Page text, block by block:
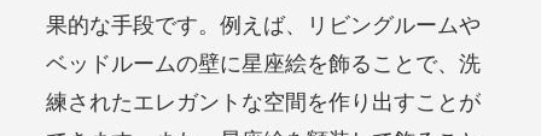
果的な手段です。例えば、リビングルームや
ベッドルームの壁に星座絵を飾ることで、洗
練されたエレガントな空間を作り出すことが